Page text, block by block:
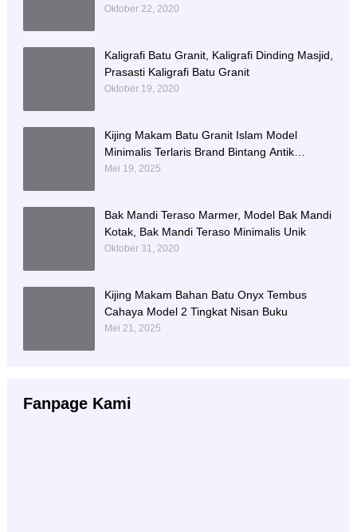
Oktober 22, 2020
Kaligrafi Batu Granit, Kaligrafi Dinding Masjid,
Prasasti Kaligrafi Batu Granit
Oktober 19, 2020
Kijing Makam Batu Granit Islam Model
Minimalis Terlaris Brand Bintang Antik
Sejahtera
Mei 19, 2025
Bak Mandi Teraso Marmer, Model Bak Mandi
Kotak, Bak Mandi Teraso Minimalis Unik
Oktober 31, 2020
Kijing Makam Bahan Batu Onyx Tembus
Cahaya Model 2 Tingkat Nisan Buku
Mei 21, 2025
Fanpage Kami